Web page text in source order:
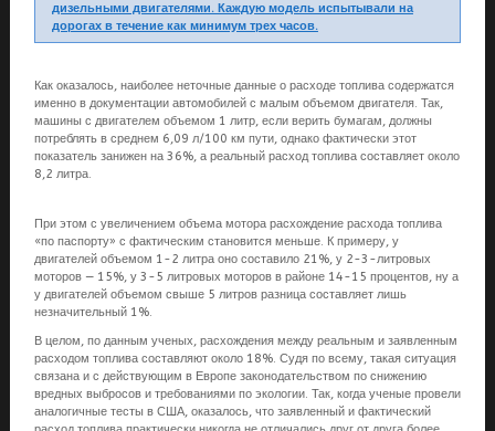
дизельными двигателями. Каждую модель испытывали на
дорогах в течение как минимум трех часов.
Как оказалось, наиболее неточные данные о расходе топлива содержатся
именно в документации автомобилей с малым объемом двигателя. Так,
машины с двигателем объемом 1 литр, если верить бумагам, должны
потреблять в среднем 6,09 л/100 км пути, однако фактически этот
показатель занижен на 36%, а реальный расход топлива составляет около
8,2 литра.
При этом с увеличением объема мотора расхождение расхода топлива
«по паспорту» с фактическим становится меньше. К примеру, у
двигателей объемом 1-2 литра оно составило 21%, у 2-3-литровых
моторов — 15%, у 3-5 литровых моторов в районе 14-15 процентов, ну а
у двигателей объемом свыше 5 литров разница составляет лишь
незначительный 1%.
В целом, по данным ученых, расхождения между реальным и заявленным
расходом топлива составляют около 18%. Судя по всему, такая ситуация
связана и с действующим в Европе законодательством по снижению
вредных выбросов и требованиями по экологии. Так, когда ученые провели
аналогичные тесты в США, оказалось, что заявленный и фактический